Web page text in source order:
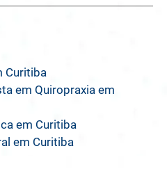
Curitiba
em Quiropraxia em
em Curitiba
em Curitiba